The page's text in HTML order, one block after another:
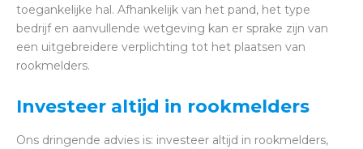
toegankelijke hal. Afhankelijk van het pand, het type
bedrijf en aanvullende wetgeving kan er sprake zijn van
een uitgebreidere verplichting tot het plaatsen van
rookmelders.
Investeer altijd in rookmelders
Ons dringende advies is: investeer altijd in rookmelders,